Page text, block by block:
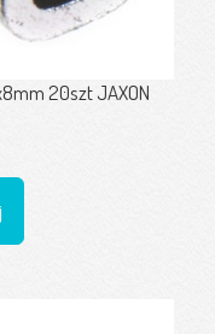
20szt JAXON